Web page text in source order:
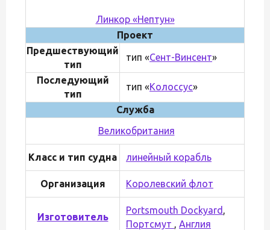
Линкор «Нептун»
Проект
Предшествующий
тип
тип «Сент-Винсент»
Последующий
тип
тип «Колоссус»
Служба
Великобритания
Класс и тип судна линейный корабль
Организация Королевский флот
Изготовитель
Portsmouth Dockyard ,
Портсмут , Англия